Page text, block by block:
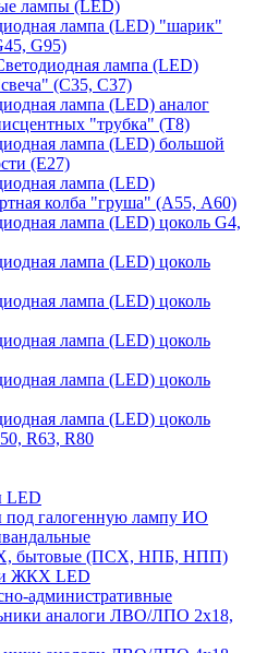
лампы (LED)
лампа (LED) "шарик"
G95)
лампа (LED)
(С35, С37)
лампа (LED) аналог
"трубка" (T8)
лампа (LED) большой
(Е27)
лампа (LED)
колба "груша" (А55, А60)
лампа (LED) цоколь G4,
лампа (LED) цоколь
лампа (LED) цоколь
лампа (LED) цоколь
лампа (LED) цоколь
лампа (LED) цоколь
R63, R80
LED
галогенную лампу ИО
бытовые (ПСХ, НПБ, НПП)
ЖКХ LED
административные
аналоги ЛВО/ЛПО 2х18,